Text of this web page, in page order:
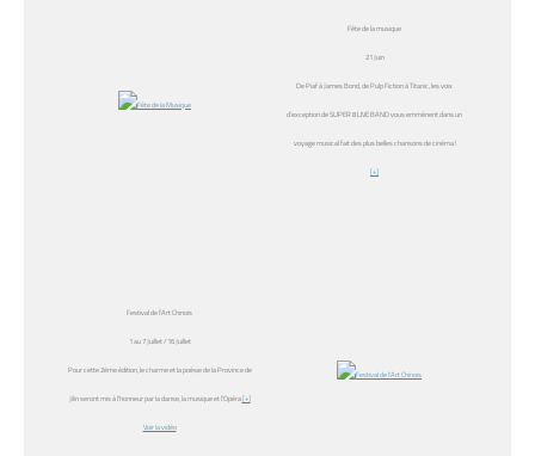
Fête de la musique
21 Juin
De Piaf à James Bond, de Pulp Fiction à Titanic, les voix
d’exception de SUPER 8 LIVE BAND vous emmènent dans un
voyage musical fait des plus belles chansons de cinéma !
[+]
Festival de l’Art Chinois
1 au 7 Juillet / 16 Juillet
Pour cette 2ème édition, le charme et la poésie de la Province de
Jilin seront mis à l’honneur par la danse, la musique et l’Opéra[+]
Voir la vidéo